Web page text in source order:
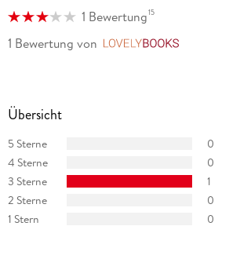
1 Bewertung15
1 Bewertung von
Übersicht
5 Sterne
0
4 Sterne
0
3 Sterne
1
2 Sterne
0
1 Stern
0